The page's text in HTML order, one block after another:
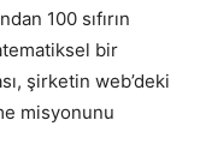
100 sıfırın
bir
şirketin web’deki
misyonunu